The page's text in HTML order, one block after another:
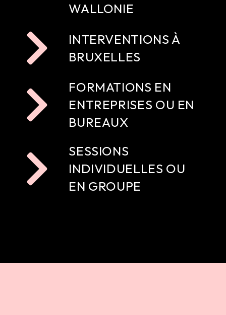
WALLONIE
INTERVENTIONS À
BRUXELLES
FORMATIONS EN
ENTREPRISES OU EN
BUREAUX
SESSIONS
INDIVIDUELLES OU
EN GROUPE